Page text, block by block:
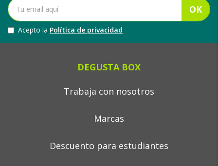
OK
Acepto la Política de privacidad
DEGUSTA BOX
Trabaja con nosotros
Marcas
Descuento para estudiantes